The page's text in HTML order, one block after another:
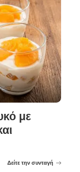
με
Δείτε την συνταγή